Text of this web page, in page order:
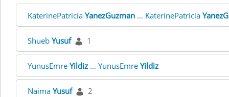
KaterinePatricia YanezGuzman ... KaterinePatricia
Shueb Yusuf 1
YunusEmre Yildiz ... YunusEmre Yildiz
Naima Yusuf 2